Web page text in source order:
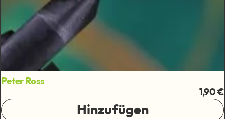
Peter Ross
1,90 €
Hinzufügen